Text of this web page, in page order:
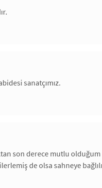
sanatçımız.
son derece mutlu
de olsa sahneye